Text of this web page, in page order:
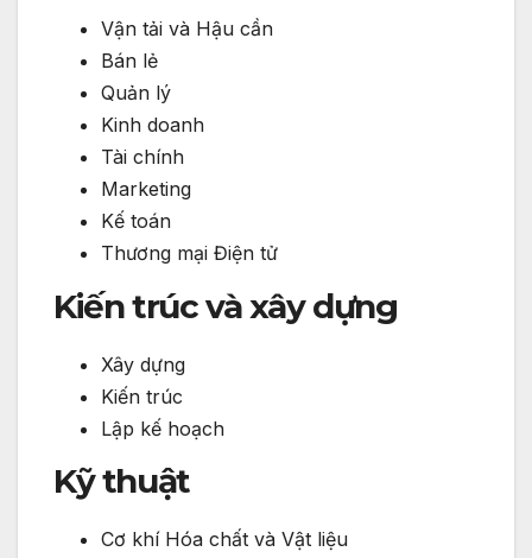
Vận tải và Hậu cần
Bán lẻ
Quản lý
Kinh doanh
Tài chính
Marketing
Kế toán
Thương mại Điện tử
Kiến trúc và xây dựng
Xây dựng
Kiến trúc
Lập kế hoạch
Kỹ thuật
Cơ khí Hóa chất và Vật liệu